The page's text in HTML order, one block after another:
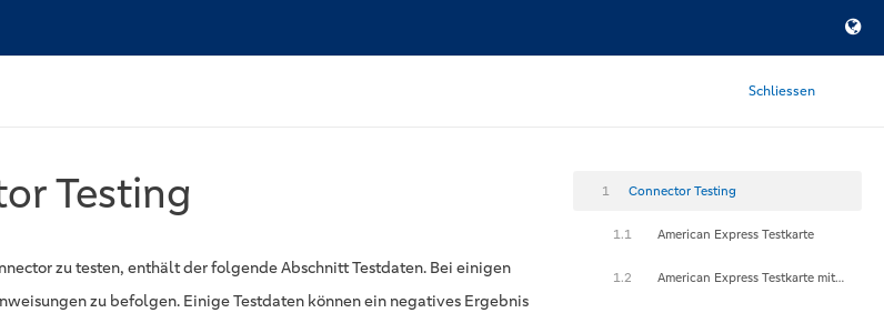
Schliessen
Testing
zu testen, enthält der folgende Abschnitt Testdaten. Bei einigen
zu befolgen. Einige Testdaten können ein negatives Ergebnis
1 Connector Testing
1.1 American Express Testkarte
1.2 American Express Testkarte mit 3-D Secure